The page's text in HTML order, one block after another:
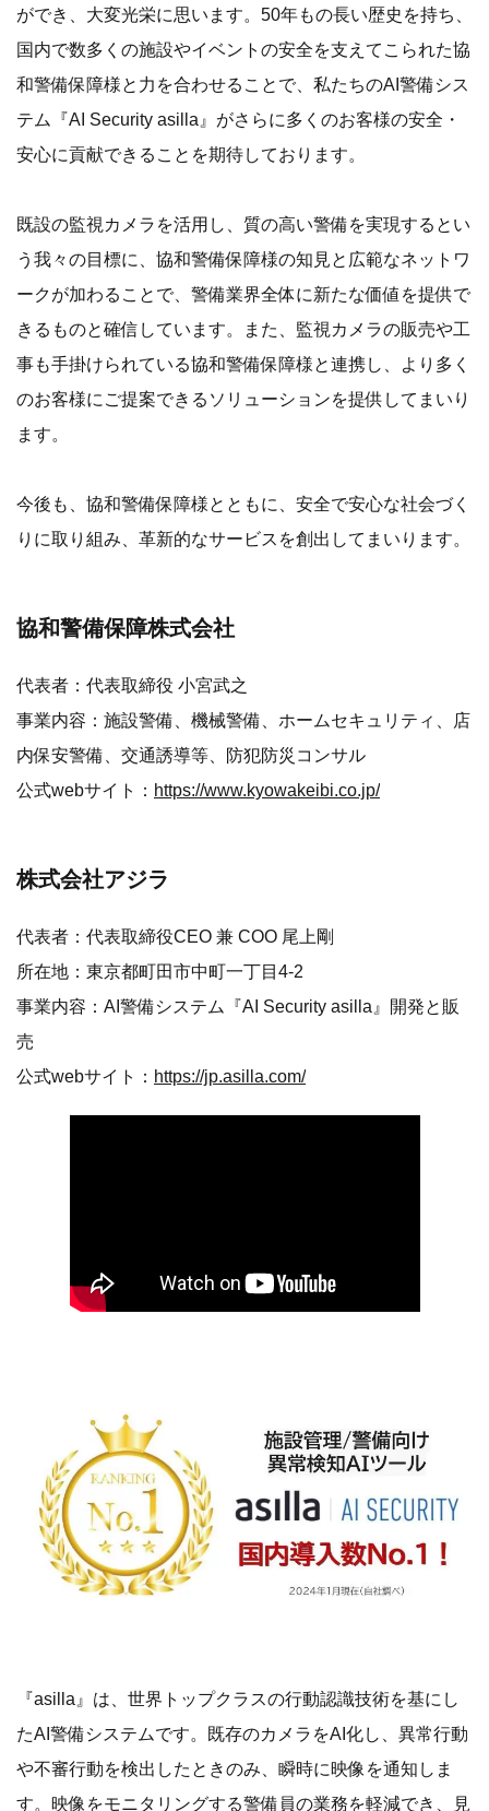
ができ、大変光栄に思います。50年もの長い歴史を持ち、
国内で数多くの施設やイベントの安全を支えてこられた協
和警備保障様と力を合わせることで、私たちのAI警備シス
テム『AI Security asilla』がさらに多くのお客様の安全・
安心に貢献できることを期待しております。
既設の監視カメラを活用し、質の高い警備を実現するとい
う我々の目標に、協和警備保障様の知見と広範なネットワ
ークが加わることで、警備業界全体に新たな価値を提供で
きるものと確信しています。また、監視カメラの販売や工
事も手掛けられている協和警備保障様と連携し、より多く
のお客様にご提案できるソリューションを提供してまいり
ます。
今後も、協和警備保障様とともに、安全で安心な社会づく
りに取り組み、革新的なサービスを創出してまいります。
協和警備保障株式会社
代表者：代表取締役 小宮武之
事業内容：施設警備、機械警備、ホームセキュリティ、店
内保安警備、交通誘導等、防犯防災コンサル
公式webサイト： https://www.kyowakeibi.co.jp/
株式会社アジラ
代表者：代表取締役CEO 兼 COO 尾上剛
所在地：東京都町田市中町一丁目4-2
事業内容：AI警備システム『AI Security asilla』開発と販
売
公式webサイト： https://jp.asilla.com/
‍‍『asilla』は、世界トップクラスの行動認識技術を基にし
たAI警備システムです。既存のカメラをAI化し、異常行動
や不審行動を検出したときのみ、瞬時に映像を通知しま
す。映像をモニタリングする警備員の業務を軽減でき、見